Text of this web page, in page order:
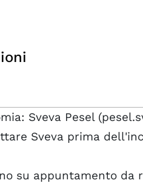
Sveva Pesel
Sveva prima
su appuntamento da